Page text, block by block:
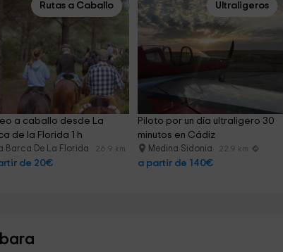
Rutas a Caballo
a caballo desde La
de la Florida 1 h
Barca De La Florida 26.9 km
de 20€
Ultraligeros
Piloto por un día ultraligero 30
minutos en Cádiz
Medina Sidonia 22.9 km
a partir de 140€